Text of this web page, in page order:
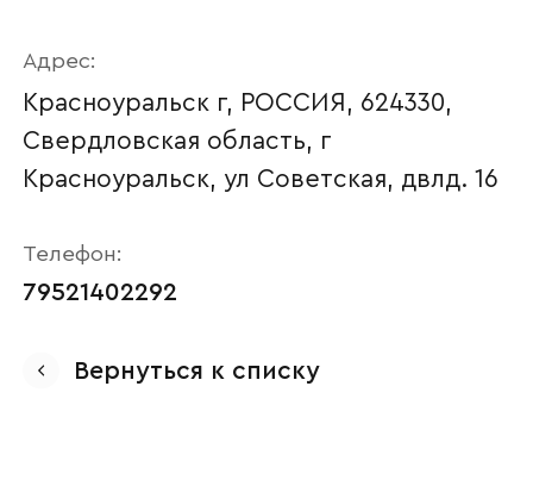
Адрес:
Красноуральск г, РОССИЯ, 624330,
Свердловская область, г
Красноуральск, ул Советская, двлд. 16
Телефон:
79521402292
Вернуться к списку